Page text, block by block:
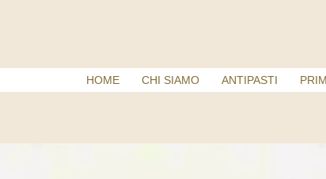
HOME CHI SIAMO ANTIPASTI